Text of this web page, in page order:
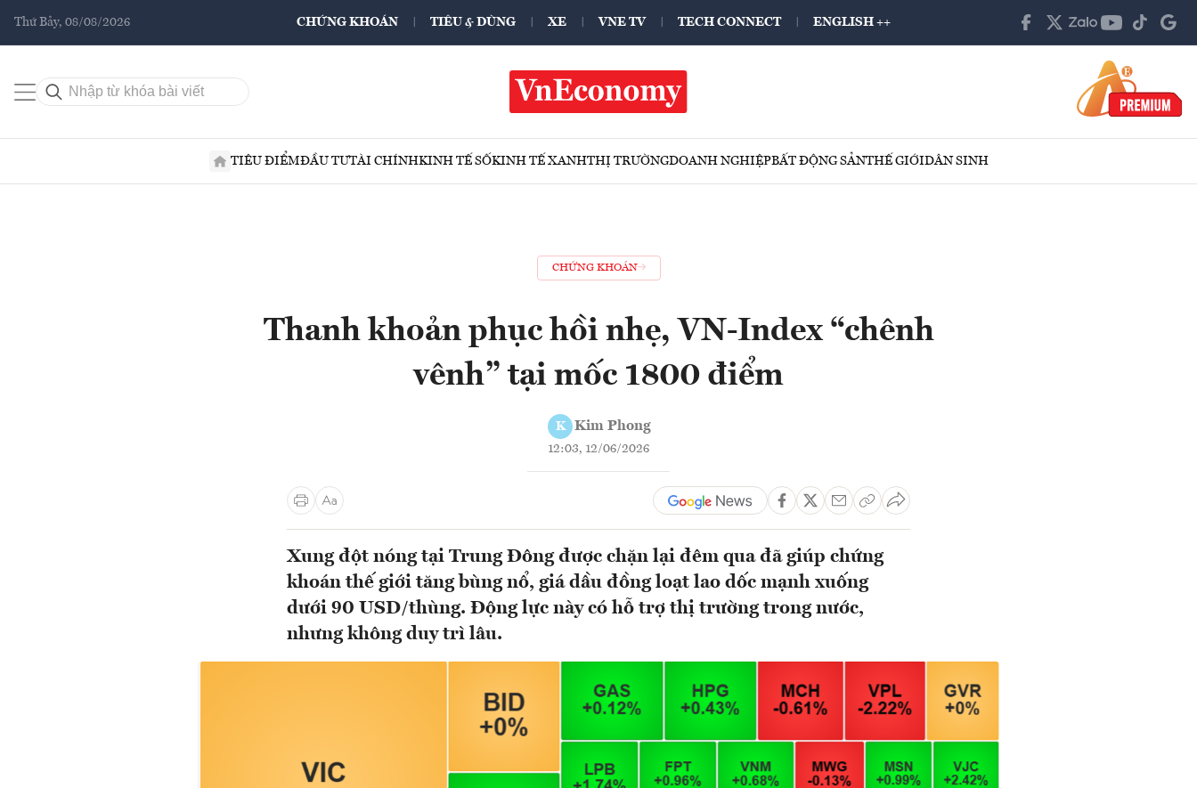
Thứ Bảy, 08/08/2026 CHỨNG KHOÁN TIÊU & DÙNG XE VNE TV TECH CONNECT ENGLISH ++
TIÊU ĐIỂMĐẦU TƯTÀI CHÍNHKINH TẾ SỐKINH TẾ XANHTHỊ TRƯỜNGDOANH NGHIỆPBẤT ĐỘNG SẢNTHẾ GIỚIDÂN SINH
CHỨNG KHOÁN
Thanh khoản phục hồi nhẹ, VN-Index “chênh
vênh” tại mốc 1800 điểm
K Kim Phong
12:03, 12/06/2026
Xung đột nóng tại Trung Đông được chặn lại đêm qua đã giúp chứng
khoán thế giới tăng bùng nổ, giá dầu đồng loạt lao dốc mạnh xuống
dưới 90 USD/thùng. Động lực này có hỗ trợ thị trường trong nước,
nhưng không duy trì lâu.